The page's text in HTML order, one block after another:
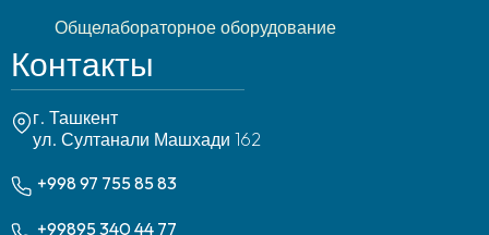
Общелабораторное оборудование
Контакты
г. Ташкент
ул. Султанали Машхади 162
+998 97 755 85 83
+99895 340 44 77